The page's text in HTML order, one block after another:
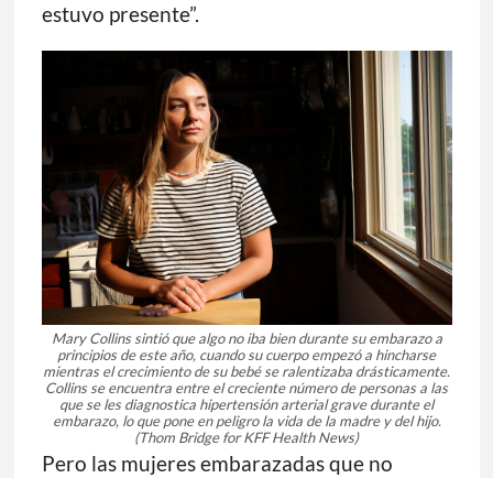
estuvo presente”.
Mary Collins sintió que algo no iba bien durante su embarazo a
principios de este año, cuando su cuerpo empezó a hincharse
mientras el crecimiento de su bebé se ralentizaba drásticamente.
Collins se encuentra entre el creciente número de personas a las
que se les diagnostica hipertensión arterial grave durante el
embarazo, lo que pone en peligro la vida de la madre y del hijo.
(Thom Bridge for KFF Health News)
Pero las mujeres embarazadas que no